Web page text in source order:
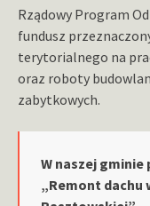
Rządowy Program
fundusz
terytorialnego na
oraz roboty
zabytkowych.
W naszej
„Remont dachu